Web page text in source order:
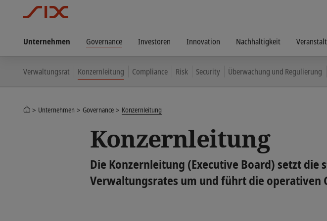
Unternehmen Governance Investoren Innovation Nachhaltigkeit
Verwaltungsrat Konzernleitung Compliance Risk Security Überwachung und Regulierung
Unternehmen Governance Konzernleitung
Konzernleitung
Die Konzernleitung (Executive Board) setzt die
Verwaltungsrates um und führt die operativen